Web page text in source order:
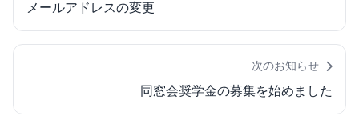
メールアドレスの変更
次のお知らせ
同窓会奨学金の募集を始めました